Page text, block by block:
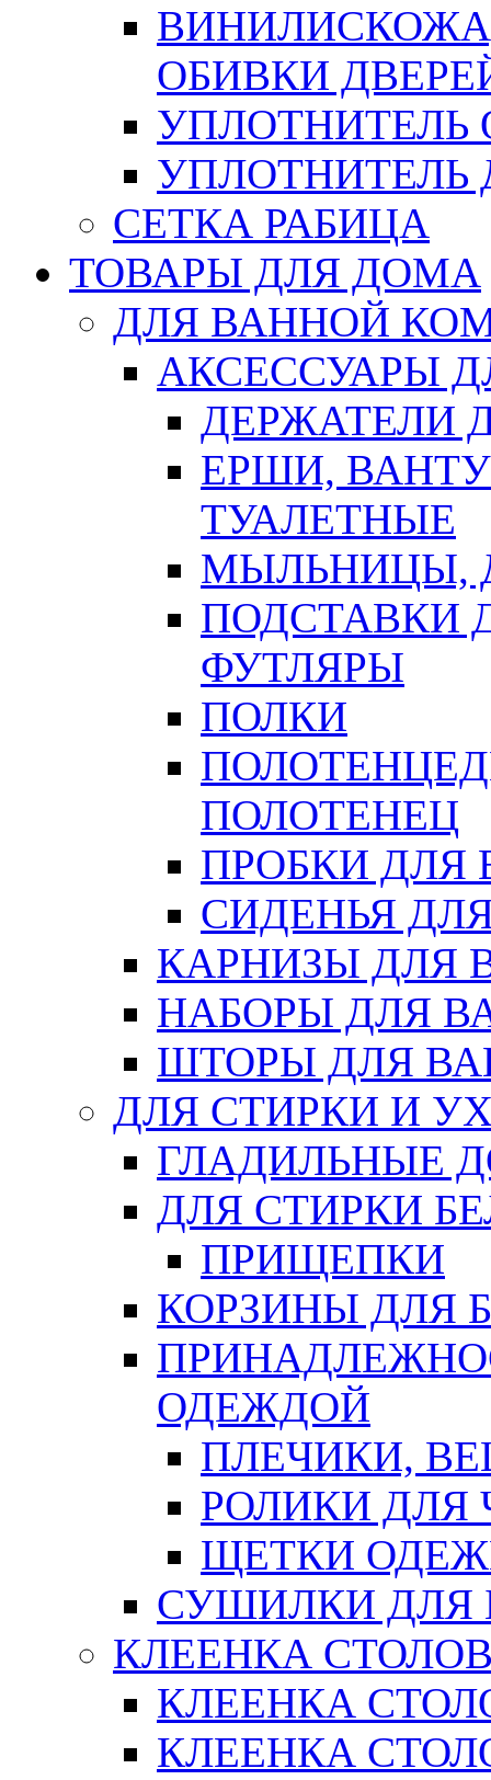
ОБИВКИ
УПЛОТНИТЕЛЬ
СЕТКА РАБИЦА
ТОВАРЫ ДЛЯ ДОМА
ДЛЯ ВАННОЙ
АКСЕССУАРЫ
ДЕРЖАТЕЛИ
ЕРШИ,
ТУАЛЕТНЫЕ
МЫЛЬНИЦЫ,
ПОДСТАВКИ
ФУТЛЯРЫ
ПОЛКИ
ПОЛОТЕНЕЦ
ПРОБКИ ДЛЯ
СИДЕНЬЯ
КАРНИЗЫ ДЛЯ
НАБОРЫ ДЛЯ
ШТОРЫ ДЛЯ
ДЛЯ СТИРКИ И
ГЛАДИЛЬНЫЕ
ДЛЯ СТИРКИ
ПРИЩЕПКИ
КОРЗИНЫ ДЛЯ
ОДЕЖДОЙ
ПЛЕЧИКИ,
РОЛИКИ ДЛЯ
ЩЕТКИ
СУШИЛКИ ДЛЯ
КЛЕЕНКА
КЛЕЕНКА
КЛЕЕНКА